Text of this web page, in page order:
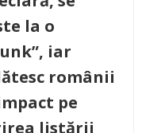
la o
iar
românii
pe
listării